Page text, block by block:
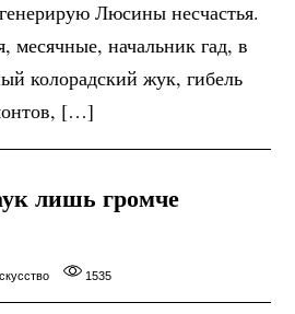
Люсины несчастья.
месячные, начальник гад, в
колорадский жук, гибель
[…]
лишь громче
1535